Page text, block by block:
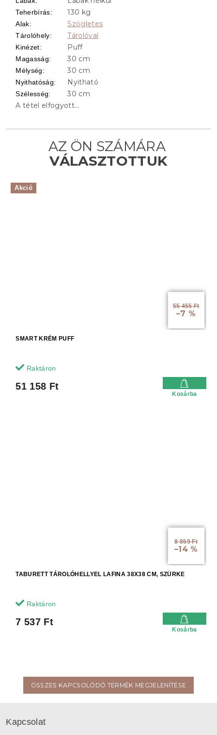
Akció
55 455 Ft
–7 %
SMART KRÉM PUFF
Raktáron
51 158 Ft
Kosárba
8 859 Ft
–14 %
TABURETT TÁROLÓHELLYEL LAFINA 38X38 CM, SZÜRKE
Raktáron
7 537 Ft
Kosárba
ÖSSZES KAPCSOLÓDÓ TERMÉK MEGJELENÍTÉSE
Teherbírás: 130 kg
Alak: Szögletes
Tárolóhely: Tárolóval
Kinézet: Puff
Magasság: 30 cm
Mélység: 30 cm
Nyithatóság: Nyitható
Szélesség:
30 cm
A tétel elfogyott…
Kapcsolat